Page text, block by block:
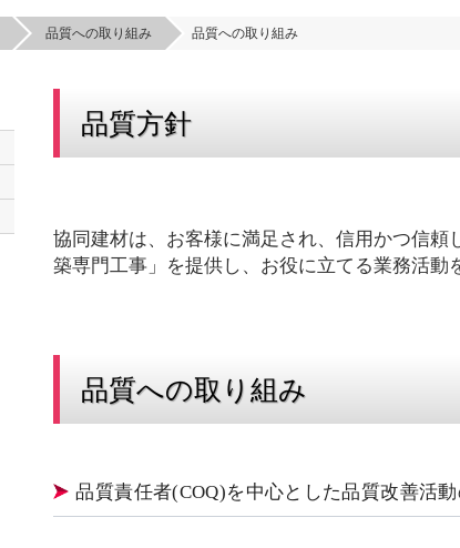
品質への取り組み 品質への取り組み
品質方針
協同建材は、お客様に満足され、信用かつ信
築専門工事」を提供し、お役に立てる業務活動
品質への取り組み
品質責任者(COQ)を中心とした品質改善活